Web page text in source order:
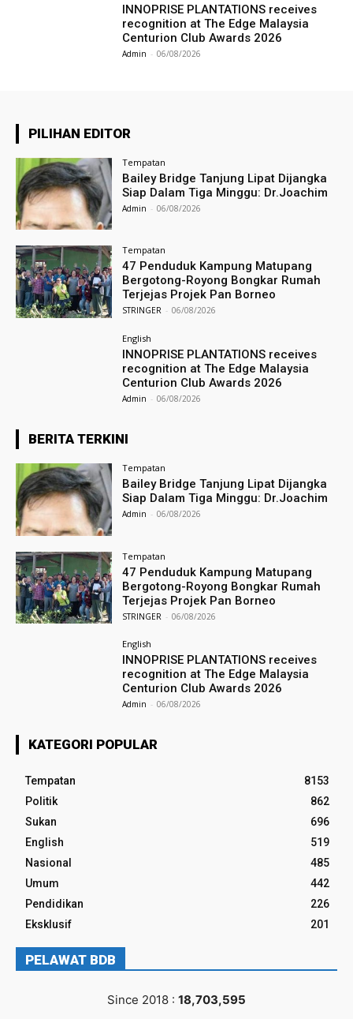
INNOPRISE PLANTATIONS receives
recognition at The Edge Malaysia
Centurion Club Awards 2026
Admin - 06/08/2026
PILIHAN EDITOR
Tempatan
Bailey Bridge Tanjung Lipat Dijangka
Siap Dalam Tiga Minggu: Dr.Joachim
Admin - 06/08/2026
Tempatan
47 Penduduk Kampung Matupang
Bergotong-Royong Bongkar Rumah
Terjejas Projek Pan Borneo
STRINGER - 06/08/2026
English
INNOPRISE PLANTATIONS receives
recognition at The Edge Malaysia
Centurion Club Awards 2026
Admin - 06/08/2026
BERITA TERKINI
Tempatan
Bailey Bridge Tanjung Lipat Dijangka
Siap Dalam Tiga Minggu: Dr.Joachim
Admin - 06/08/2026
Tempatan
47 Penduduk Kampung Matupang
Bergotong-Royong Bongkar Rumah
Terjejas Projek Pan Borneo
STRINGER - 06/08/2026
English
INNOPRISE PLANTATIONS receives
recognition at The Edge Malaysia
Centurion Club Awards 2026
Admin - 06/08/2026
KATEGORI POPULAR
Tempatan
8153
Politik
862
Sukan
696
English
519
Nasional
485
Umum
442
Pendidikan
226
Eksklusif
201
PELAWAT BDB
Since 2018 : 18,703,595